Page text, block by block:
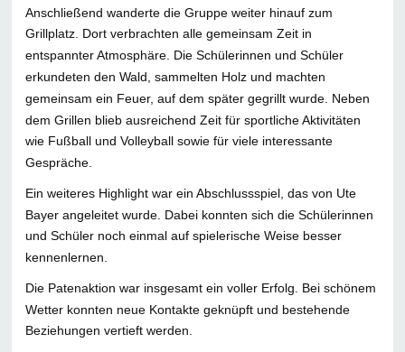
Anschließend wanderte die Gruppe weiter hinauf zum
Grillplatz. Dort verbrachten alle gemeinsam Zeit in
entspannter Atmosphäre. Die Schülerinnen und Schüler
erkundeten den Wald, sammelten Holz und machten
gemeinsam ein Feuer, auf dem später gegrillt wurde. Neben
dem Grillen blieb ausreichend Zeit für sportliche Aktivitäten
wie Fußball und Volleyball sowie für viele interessante
Gespräche.
Ein weiteres Highlight war ein Abschlussspiel, das von Ute
Bayer angeleitet wurde. Dabei konnten sich die Schülerinnen
und Schüler noch einmal auf spielerische Weise besser
kennenlernen.
Die Patenaktion war insgesamt ein voller Erfolg. Bei schönem
Wetter konnten neue Kontakte geknüpft und bestehende
Beziehungen vertieft werden.